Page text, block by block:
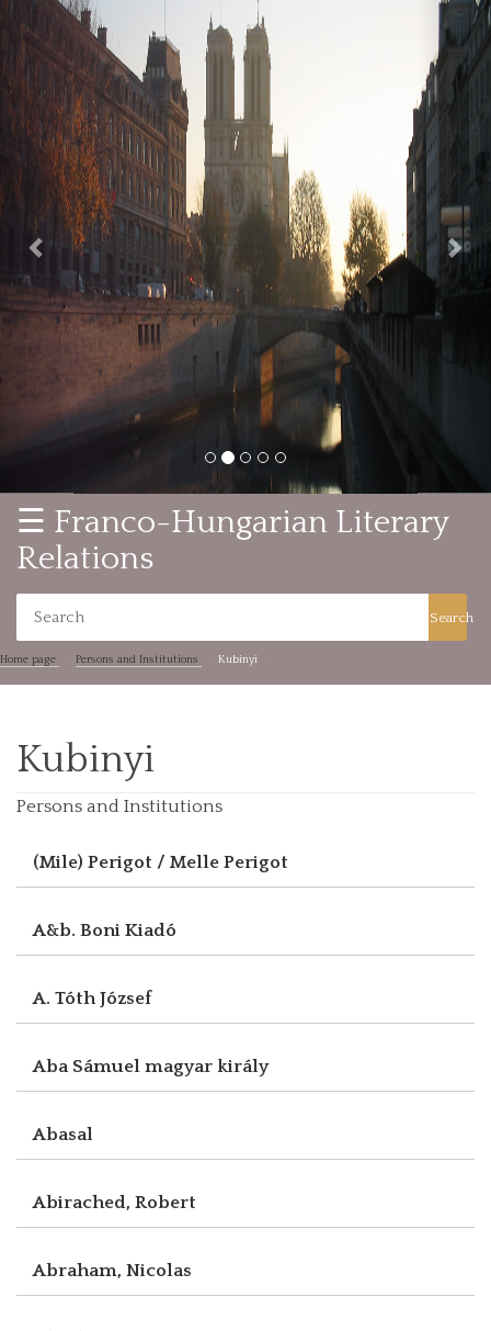
Previous
☰ Franco-Hungarian Literary
Relations
Search
Home page Persons and Institutions Kubinyi
Kubinyi
Persons and Institutions
(Mile) Perigot / Melle Perigot
A&b. Boni Kiadó
A. Tóth József
Aba Sámuel magyar király
Abasal
Abirached, Robert
Abraham, Nicolas